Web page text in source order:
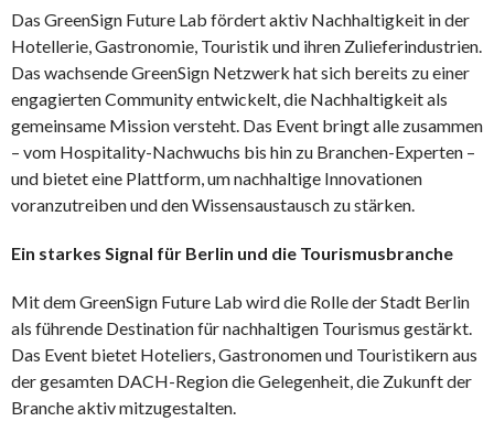
Das GreenSign Future Lab fördert aktiv Nachhaltigkeit in der
Hotellerie, Gastronomie, Touristik und ihren Zulieferindustrien.
Das wachsende GreenSign Netzwerk hat sich bereits zu einer
engagierten Community entwickelt, die Nachhaltigkeit als
gemeinsame Mission versteht. Das Event bringt alle zusammen
– vom Hospitality-Nachwuchs bis hin zu Branchen-Experten –
und bietet eine Plattform, um nachhaltige Innovationen
voranzutreiben und den Wissensaustausch zu stärken.
Ein starkes Signal für Berlin und die Tourismusbranche
Mit dem GreenSign Future Lab wird die Rolle der Stadt Berlin
als führende Destination für nachhaltigen Tourismus gestärkt.
Das Event bietet Hoteliers, Gastronomen und Touristikern aus
der gesamten DACH-Region die Gelegenheit, die Zukunft der
Branche aktiv mitzugestalten.